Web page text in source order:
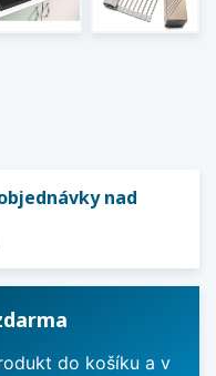
nad
do košíku a v